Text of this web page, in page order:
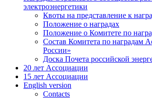
электроэнергетики
Квоты на представление к
Положение о наградах
Положение о Комитете по
Состав Комитета по наградам
России»
Доска Почета российской
20 лет Ассоциации
15 лет Ассоциации
English version
Contacts